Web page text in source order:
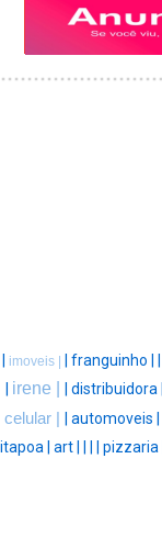
imoveis | franguinho |
irene | distribuidora |
celular |
automoveis |
itapoa | art | pizzaria |